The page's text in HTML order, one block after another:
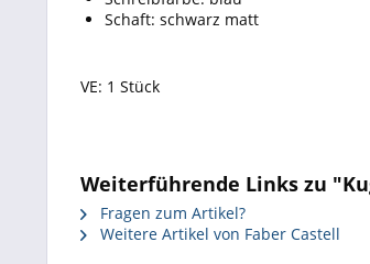
Schaft: schwarz matt
VE: 1 Stück
Weiterführende Links zu
Fragen zum Artikel?
Weitere Artikel von Faber Castell